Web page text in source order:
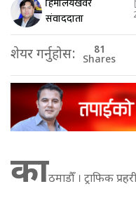
संवाददाता
शेयर गर्नुहोस: 81
Shares
काठमाडौँ । ट्राफिक